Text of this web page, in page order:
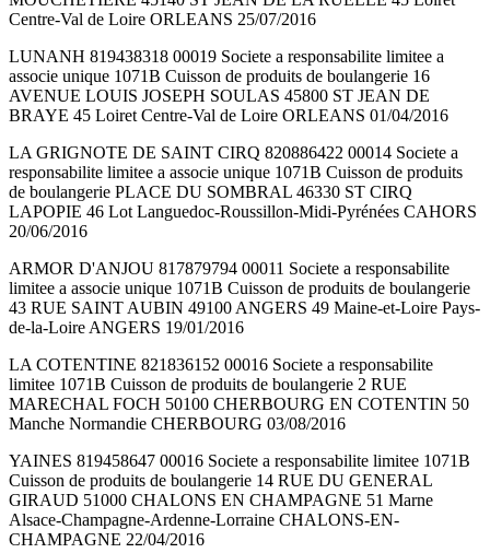
Centre-Val de Loire ORLEANS 25/07/2016
LUNANH 819438318 00019 Societe a responsabilite limitee a
associe unique 1071B Cuisson de produits de boulangerie 16
AVENUE LOUIS JOSEPH SOULAS 45800 ST JEAN DE
BRAYE 45 Loiret Centre-Val de Loire ORLEANS 01/04/2016
LA GRIGNOTE DE SAINT CIRQ 820886422 00014 Societe a
responsabilite limitee a associe unique 1071B Cuisson de produits
de boulangerie PLACE DU SOMBRAL 46330 ST CIRQ
LAPOPIE 46 Lot Languedoc-Roussillon-Midi-Pyrénées CAHORS
20/06/2016
ARMOR D'ANJOU 817879794 00011 Societe a responsabilite
limitee a associe unique 1071B Cuisson de produits de boulangerie
43 RUE SAINT AUBIN 49100 ANGERS 49 Maine-et-Loire Pays-
de-la-Loire ANGERS 19/01/2016
LA COTENTINE 821836152 00016 Societe a responsabilite
limitee 1071B Cuisson de produits de boulangerie 2 RUE
MARECHAL FOCH 50100 CHERBOURG EN COTENTIN 50
Manche Normandie CHERBOURG 03/08/2016
YAINES 819458647 00016 Societe a responsabilite limitee 1071B
Cuisson de produits de boulangerie 14 RUE DU GENERAL
GIRAUD 51000 CHALONS EN CHAMPAGNE 51 Marne
Alsace-Champagne-Ardenne-Lorraine CHALONS-EN-
CHAMPAGNE 22/04/2016